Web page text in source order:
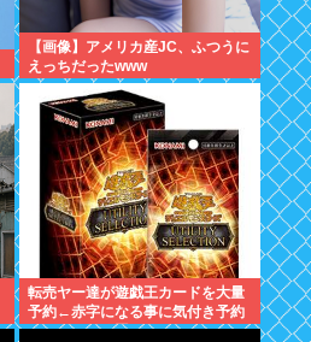
【画像】アメリカ産JC、ふつうに
えっちだったwww
転売ヤー達が遊戯王カードを大量
予約←赤字になる事に気付き予約
キャンセル放置開始